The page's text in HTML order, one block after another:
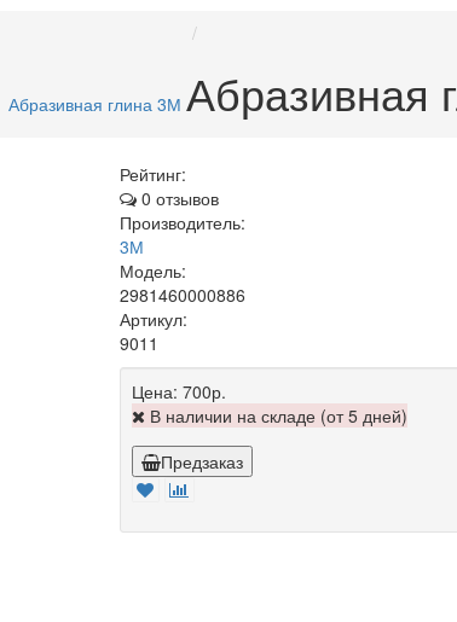
Абразивная глина 3М Абразивная
Рейтинг:
0 отзывов
Производитель:
3М
Модель:
2981460000886
Артикул:
9011
Цена: 700р.
В наличии на складе (от 5 дней)
Предзаказ